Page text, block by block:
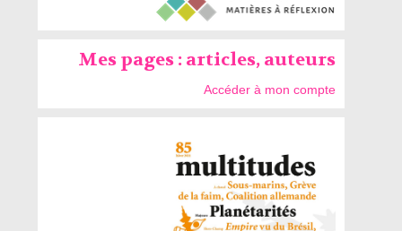
Mes pages : articles, auteurs
Accéder à mon compte